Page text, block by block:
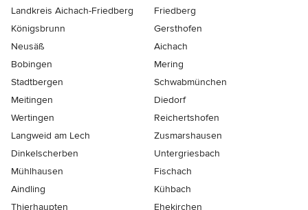
Landkreis Aichach-Friedberg
Friedberg
Königsbrunn
Gersthofen
Neusäß
Aichach
Bobingen
Mering
Stadtbergen
Schwabmünchen
Meitingen
Diedorf
Wertingen
Reichertshofen
Langweid am Lech
Zusmarshausen
Dinkelscherben
Untergriesbach
Mühlhausen
Fischach
Aindling
Kühbach
Thierhaupten
Ehekirchen